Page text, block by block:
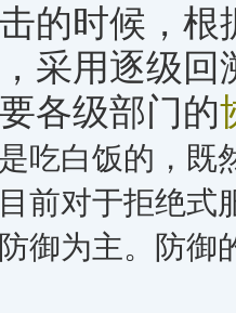
的时候，
采用逐级回
各级部门的
吃白饭的，既
前对于拒绝式
御为主。防御